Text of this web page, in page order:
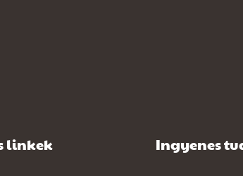
linkek Ingyenes